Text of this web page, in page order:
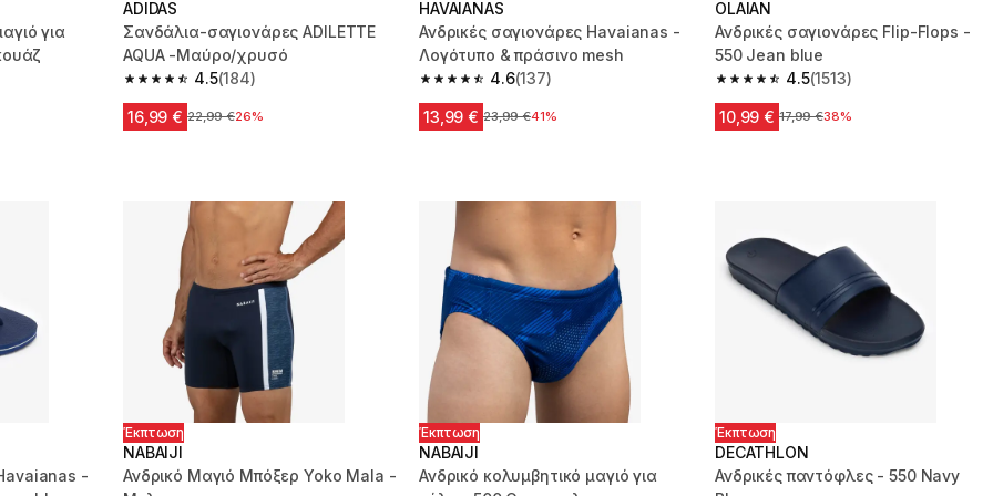
για
reviews
ADIDAS
Σανδάλια-σαγιονάρες ADILETTE
AQUA -Μαύρο/χρυσό
4.5
4.5 out of 5 stars from 184 reviews
(184)
16,99 € Αρχική τιμή
22,99 €26%
HAVAIANAS
Ανδρικές σαγιονάρες Havaianas -
Λογότυπο & πράσινο mesh
4.6
4.6 out of 5 stars from 137 reviews
(137)
13,99 € Αρχική τιμή
23,99 €41%
OLAIAN
Ανδρικές σαγιονάρες Flip-Flops -
550 Jean blue
4.5
4.5 out of 5 stars from 1513 reviews
(1513)
10,99 € Αρχική τιμή
17,99 €38%
-
Έκπτωση
NABAIJI
Ανδρικό Μαγιό Μπόξερ Yoko Mala -
Έκπτωση
NABAIJI
Ανδρικό κολυμβητικό μαγιό για
Έκπτωση
DECATHLON
Ανδρικές παντόφλες - 550 Navy